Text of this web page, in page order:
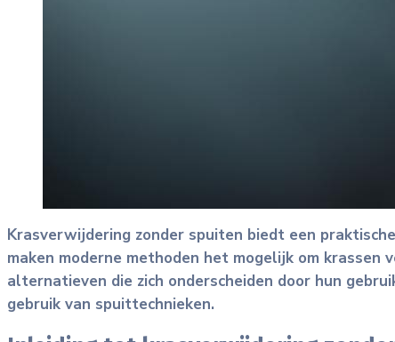
Krasverwijdering zonder spuiten biedt een
maken moderne methoden het mogelijk om
alternatieven die zich onderscheiden door hun
gebruik van spuittechnieken.